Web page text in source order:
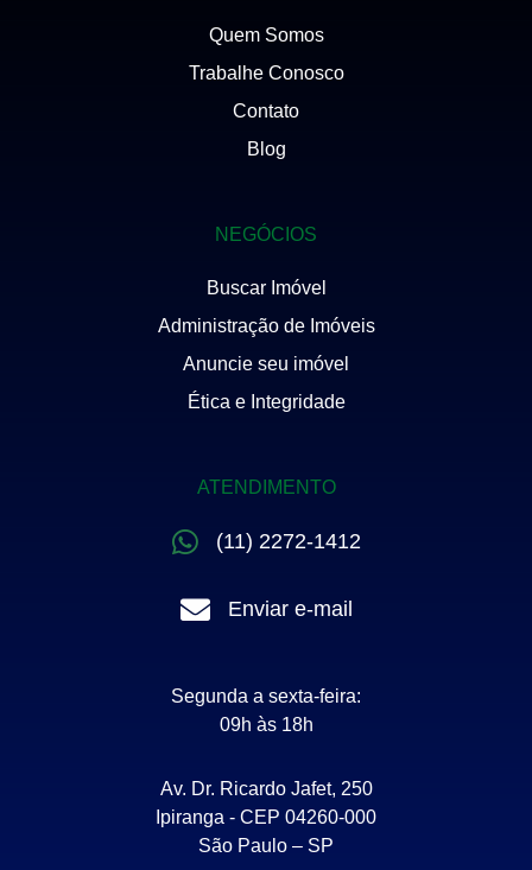
Quem Somos
Trabalhe Conosco
Contato
Blog
NEGÓCIOS
Buscar Imóvel
Administração de Imóveis
Anuncie seu imóvel
Ética e Integridade
ATENDIMENTO
(11) 2272-1412
Enviar e-mail
Segunda a sexta-feira:
09h às 18h
Av. Dr. Ricardo Jafet, 250
Ipiranga - CEP 04260-000
São Paulo – SP